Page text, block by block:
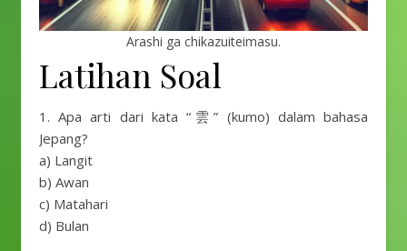
Arashi ga chikazuiteimasu.
Latihan Soal
1. Apa arti dari kata “雲” (kumo) dalam bahasa
Jepang?
a) Langit
b) Awan
c) Matahari
d) Bulan